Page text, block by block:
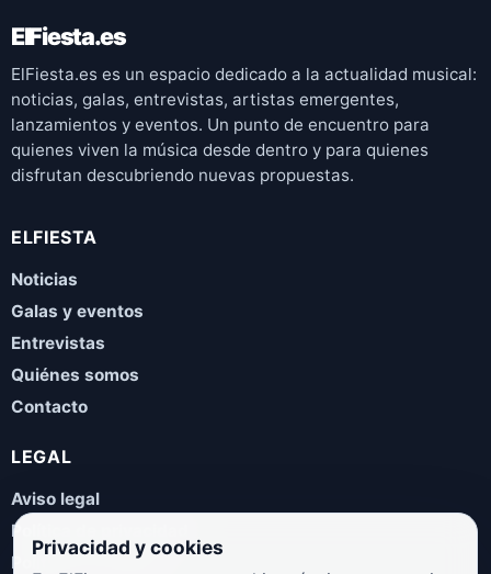
ElFiesta.es
ElFiesta.es es un espacio dedicado a la actualidad musical:
noticias, galas, entrevistas, artistas emergentes,
lanzamientos y eventos. Un punto de encuentro para
quienes viven la música desde dentro y para quienes
disfrutan descubriendo nuevas propuestas.
ELFIESTA
Noticias
Galas y eventos
Entrevistas
Quiénes somos
Contacto
LEGAL
Aviso legal
Política de privacidad
Política de cookies
Privacidad y cookies